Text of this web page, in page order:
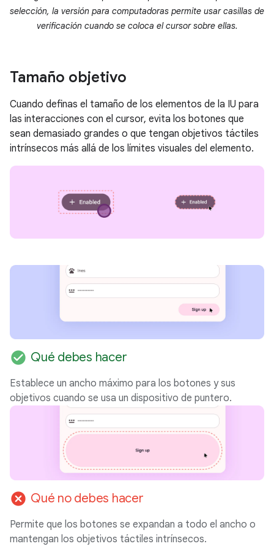
selección, la versión para computadoras permite usar casillas de
verificación cuando se coloca el cursor sobre ellas.
Tamaño objetivo
Cuando definas el tamaño de los elementos de la IU para
las interacciones con el cursor, evita los botones que
sean demasiado grandes o que tengan objetivos táctiles
intrínsecos más allá de los límites visuales del elemento.
check_circle Qué debes hacer
Establece un ancho máximo para los botones y sus
objetivos cuando se usa un dispositivo de puntero.
cancel Qué no debes hacer
Permite que los botones se expandan a todo el ancho o
mantengan los objetivos táctiles intrínsecos.